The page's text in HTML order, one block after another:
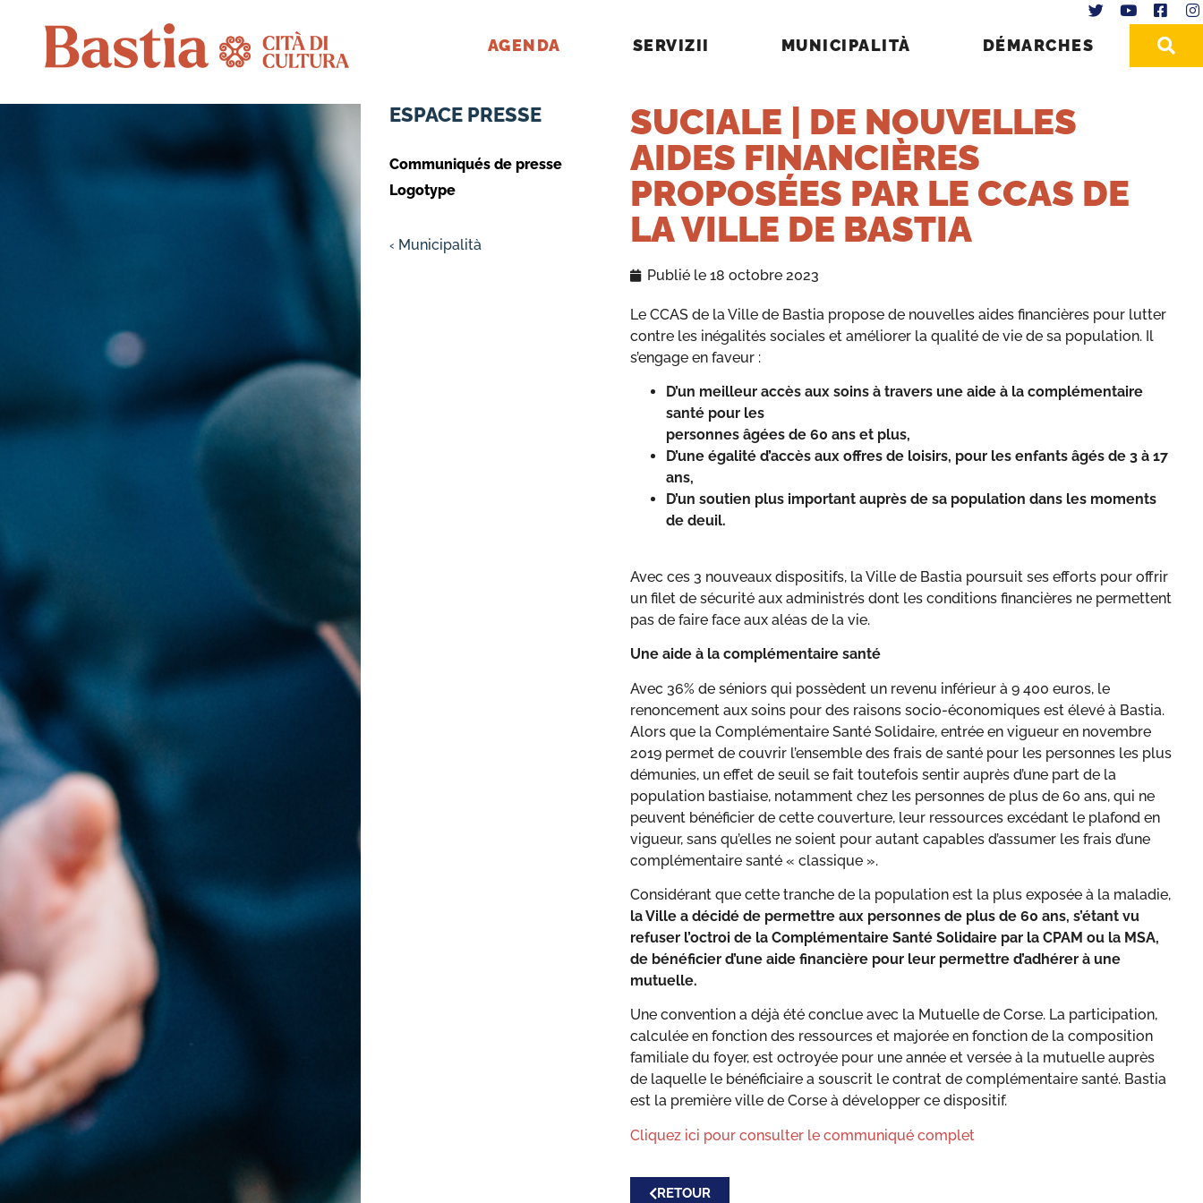
AGENDA SERVIZII MUNICIPALITÀ DÉMARCHES
ESPACE PRESSE
Communiqués de presse
Logotype
‹ Municipalità
SUCIALE | DE NOUVELLES
AIDES FINANCIÈRES
PROPOSÉES PAR LE CCAS DE
LA VILLE DE BASTIA
Publié le 18 octobre 2023
Le CCAS de la Ville de Bastia propose de nouvelles aides financières pour lutter
contre les inégalités sociales et améliorer la qualité de vie de sa population. Il
s’engage en faveur :
D’un meilleur accès aux soins à travers une aide à la complémentaire
santé pour les
personnes âgées de 60 ans et plus,
D’une égalité d’accès aux offres de loisirs, pour les enfants âgés de 3 à 17
ans,
D’un soutien plus important auprès de sa population dans les moments
de deuil.
Avec ces 3 nouveaux dispositifs, la Ville de Bastia poursuit ses efforts pour offrir
un filet de sécurité aux administrés dont les conditions financières ne permettent
pas de faire face aux aléas de la vie.
Une aide à la complémentaire santé
Avec 36% de séniors qui possèdent un revenu inférieur à 9 400 euros, le
renoncement aux soins pour des raisons socio-économiques est élevé à Bastia.
Alors que la Complémentaire Santé Solidaire, entrée en vigueur en novembre
2019 permet de couvrir l’ensemble des frais de santé pour les personnes les plus
démunies, un effet de seuil se fait toutefois sentir auprès d’une part de la
population bastiaise, notamment chez les personnes de plus de 60 ans, qui ne
peuvent bénéficier de cette couverture, leur ressources excédant le plafond en
vigueur, sans qu’elles ne soient pour autant capables d’assumer les frais d’une
complémentaire santé « classique ».
Considérant que cette tranche de la population est la plus exposée à la maladie,
la Ville a décidé de permettre aux personnes de plus de 60 ans, s’étant vu
refuser l’octroi de la Complémentaire Santé Solidaire par la CPAM ou la MSA,
de bénéficier d’une aide financière pour leur permettre d’adhérer à une
mutuelle.
Une convention a déjà été conclue avec la Mutuelle de Corse. La participation,
calculée en fonction des ressources et majorée en fonction de la composition
familiale du foyer, est octroyée pour une année et versée à la mutuelle auprès
de laquelle le bénéficiaire a souscrit le contrat de complémentaire santé. Bastia
est la première ville de Corse à développer ce dispositif.
Cliquez ici pour consulter le communiqué complet
RETOUR